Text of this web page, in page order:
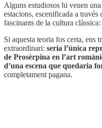
Alguns estudiosos hi veuen
estacions, escenificada a través
fascinants de la cultura clàssica:
Si aquesta teoria fos certa, ens
extraordinari: seria l’única
de Prosèrpina en l’art
d’una escena que quedaria
completament pagana.